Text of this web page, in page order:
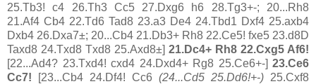
25.Tb3! c4 26.Th3 Cc5 27.Dxg6 h6 28.Tg3+-; 20...Rh8
21.Af4 Cb4 22.Td6 Tad8 23.a3 De4 24.Tbd1 Dxf4 25.axb4
Dxb4 26.Dxa7±; 20...Cb4 21.Db3+ Rh8 22.Ce5! fxe5 23.d8D
Taxd8 24.Txd8 Txd8 25.Axd8±] 21.Dc4+ Rh8 22.Cxg5 Af6!
[22...Ad4? 23.Txd4! cxd4 24.Dxd4+ Rg8 25.Ce6+-] 23.Ce6
Cc7!
[23...Cb4 24.Df4! Cc6 (24...Cd5 25.Dd6!+-) 25.Cxf8